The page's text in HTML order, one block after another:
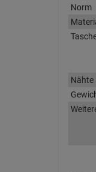
Norm
Nähte